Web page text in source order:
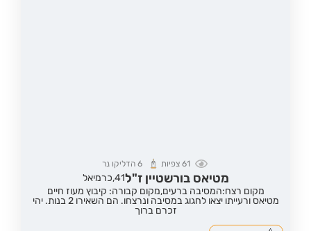
61צפיות 6 הדליקו נר
מטיאס בורשטיין ז"ל41, כרמיאל
מקום רצח:המסיבה ברעים,מקום קבורה: קיבוץ מעוז חיים
מטיאס ורעייתו יצאו לחגוג במסיבה ונרצחו. הם השאירו 2 בנות. יהי
זכרם ברוך